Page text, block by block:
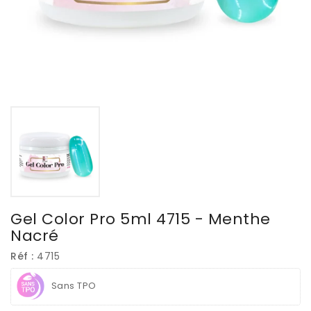
Gel Color Pro 5ml 4715 - Menthe
Nacré
Réf : 4715
Sans TPO